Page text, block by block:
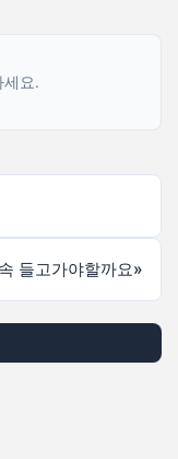
세요.
들고가야할까요»